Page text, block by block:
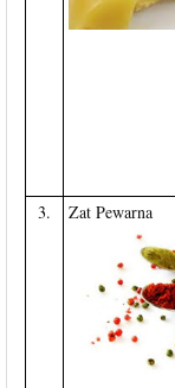
3.
Zat Pewarna